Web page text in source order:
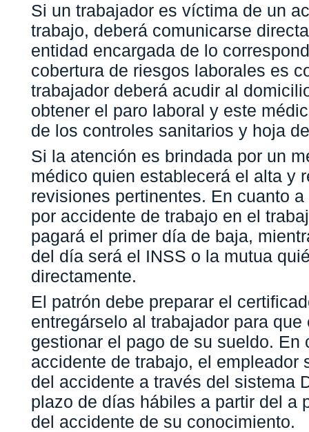
Si un trabajador es víctima de un
trabajo, deberá comunicarse
entidad encargada de lo
cobertura de riesgos laborales es
trabajador deberá acudir al
obtener el paro laboral y este
de los controles sanitarios y hoja
Si la atención es brindada por un
médico quien establecerá el alta y
revisiones pertinentes. En cuanto
por accidente de trabajo en el
pagará el primer día de baja,
del día será el INSS o la mutua
directamente.
El patrón debe preparar el
entregárselo al trabajador para que
gestionar el pago de su sueldo. En
accidente de trabajo, el empleador
del accidente a través del sistema
plazo de días hábiles a partir del a
del accidente de su conocimiento.